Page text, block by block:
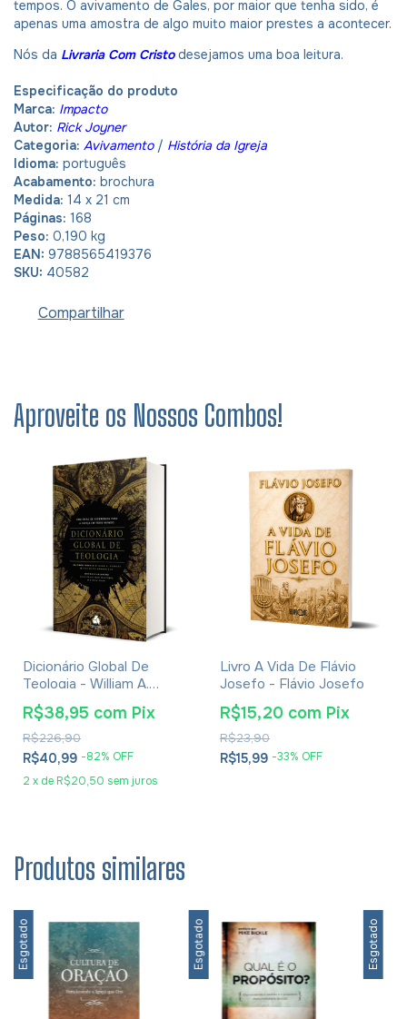
tempos. O avivamento de Gales, por maior que tenha sido, é
apenas uma amostra de algo muito maior prestes a acontecer.
Nós da Livraria Com Cristodesejamos uma boa leitura.
Especificação do produto
Marca: Impacto
Autor: Rick Joyner
Categoria: Avivamento/ História da Igreja
Idioma: português
Acabamento: brochura
Medida: 14 x 21 cm
Páginas: 168
Peso: 0,190 kg
EAN: 9788565419376
SKU: 40582
Compartilhar
Aproveite os Nossos Combos!
Dicionário Global De
Teologia - William A.
Dyrness
R$40,99 -82% OFF
2 x de R$20,50 sem juros
R$226,90
R$38,95 com Pix
Livro A Vida De Flávio
Josefo - Flávio Josefo
R$15,99 -33% OFF
R$23,90
R$15,20 com Pix
Produtos similares
Esgotado Esgotado Esgotado